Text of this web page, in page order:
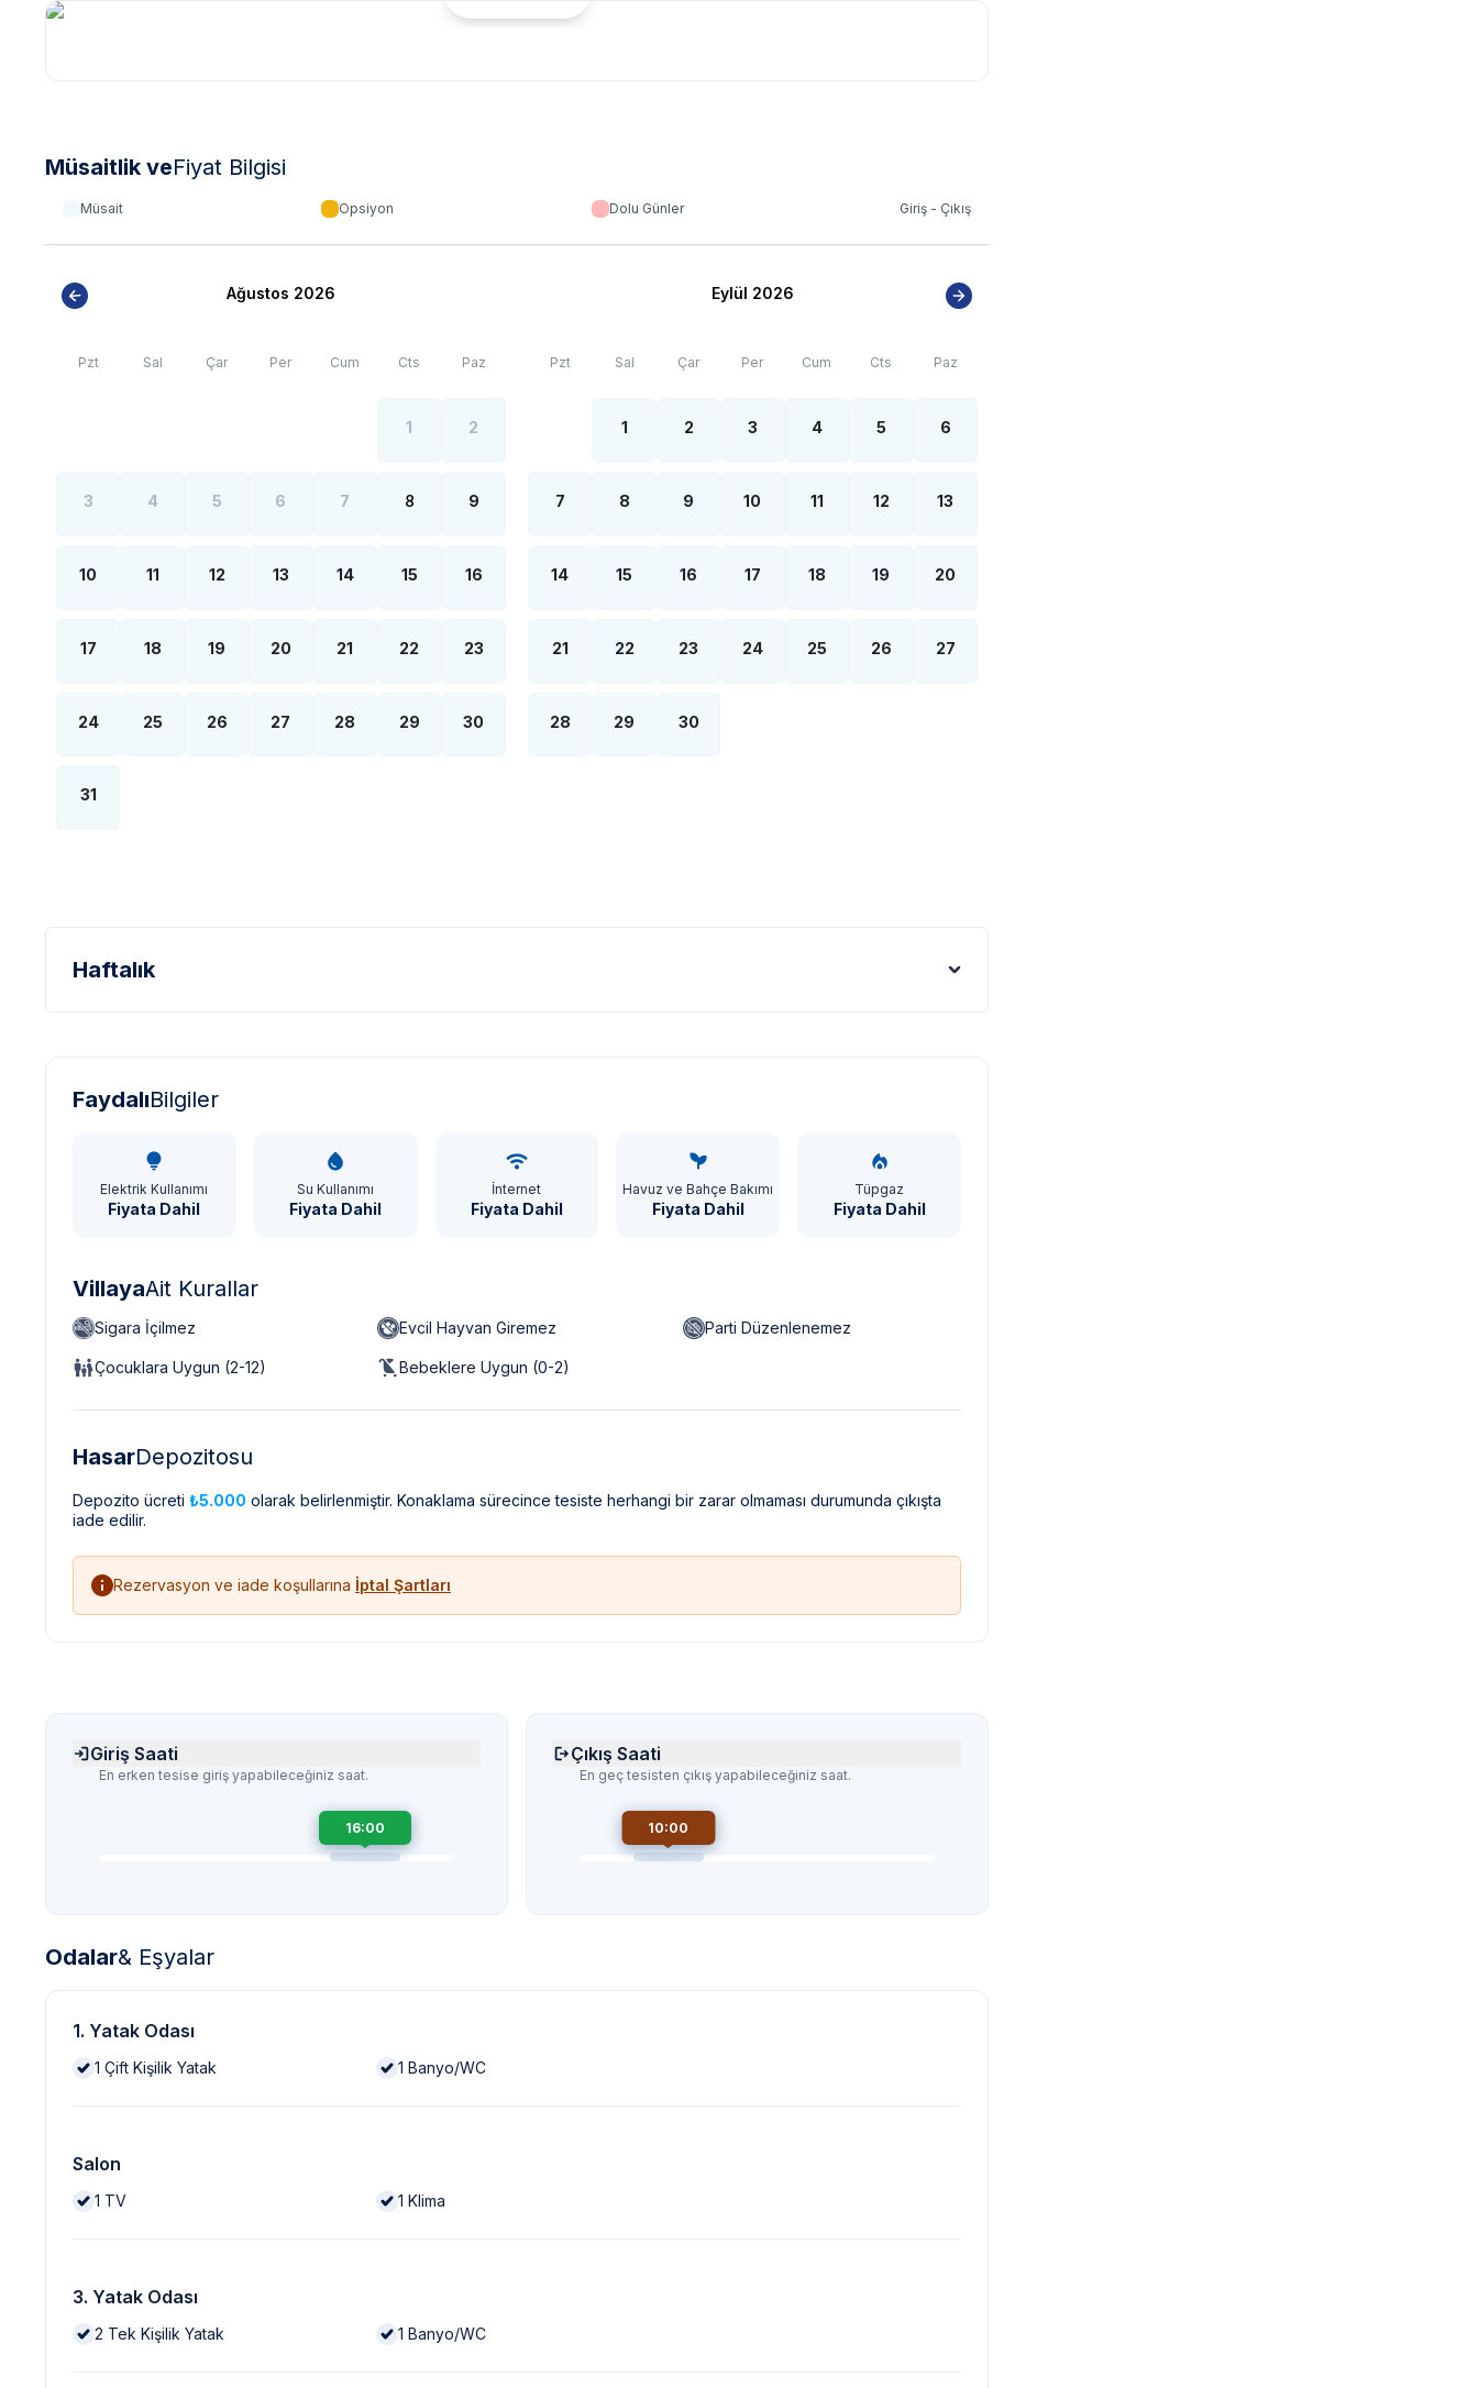
Müsaitlik veFiyat Bilgisi
Müsait Opsiyon Dolu Günler Giriş - Çıkış
Ağustos 2026
Pzt Sal Çar Per Cum Cts Paz
1 2
3 4 5 6 7 8 9
10 11 12 13 14 15 16
17 18 19 20 21 22 23
24 25 26 27 28 29 30
31
Eylül 2026
Pzt Sal Çar Per Cum Cts Paz
1 2 3 4 5 6
7 8 9 10 11 12 13
14 15 16 17 18 19 20
21 22 23 24 25 26 27
28 29 30
Haftalık
FaydalıBilgiler
Elektrik Kullanımı
Fiyata Dahil
Su Kullanımı
Fiyata Dahil
İnternet
Fiyata Dahil
Havuz ve Bahçe Bakımı
Fiyata Dahil
Tüpgaz
Fiyata Dahil
VillayaAit Kurallar
Sigara İçilmez Evcil Hayvan Giremez Parti Düzenlenemez
Çocuklara Uygun (2-12) Bebeklere Uygun (0-2)
HasarDepozitosu
Depozito ücreti ₺5.000 olarak belirlenmiştir. Konaklama sürecince tesiste herhangi bir zarar olmaması durumunda çıkışta
iade edilir.
Rezervasyon ve iade koşullarına İptal Şartları
Giriş Saati
En erken tesise giriş yapabileceğiniz saat.
16:00
Çıkış Saati
En geç tesisten çıkış yapabileceğiniz saat.
10:00
Odalar& Eşyalar
1. Yatak Odası
1 Çift Kişilik Yatak 1 Banyo/WC
Salon
1 TV 1 Klima
3. Yatak Odası
2 Tek Kişilik Yatak 1 Banyo/WC